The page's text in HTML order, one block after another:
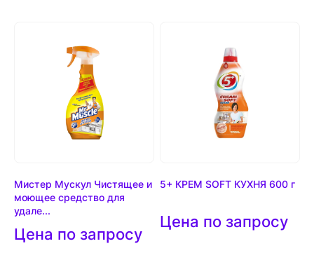
Мистер Мускул Чистящее и
моющее средство для
удале...
Цена по запросу
5+ КРЕМ SOFT КУХНЯ 600 г
Цена по запросу